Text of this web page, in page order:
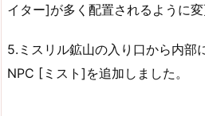
イター]が多く配置されるように変
5.ミスリル鉱山の入り口から内部
NPC [ミスト]を追加しました。